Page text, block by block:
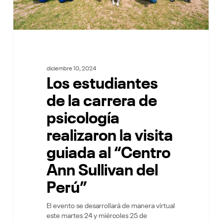
guiada
al
“Centro
Ann
diciembre 10, 2024
Los estudiantes
de la carrera de
psicología
realizaron la visita
guiada al “Centro
Ann Sullivan del
Perú”
El evento se desarrollará de manera virtual
este martes 24 y miércoles 25 de